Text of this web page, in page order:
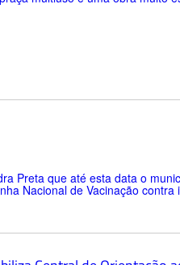
Preta que até esta data o
Nacional de Vacinação